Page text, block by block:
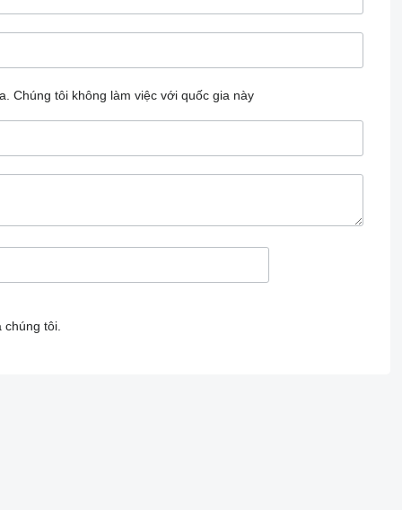
Chúng tôi không làm việc với quốc gia này
chúng tôi.